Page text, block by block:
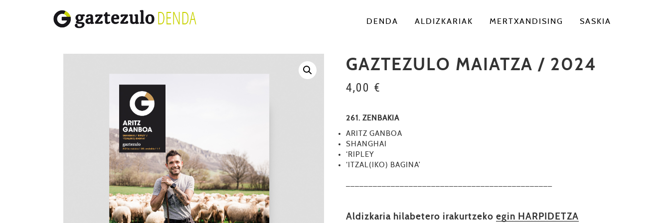
DENDA ALDIZKARIAK MERTXANDISING SASKIA
GAZTEZULO MAIATZA / 2024
4,00 €
261. ZENBAKIA
ARITZ GANBOA
SHANGHAI
‘RIPLEY
‘ITZAL(IKO) BAGINA’
––––––––––––––––––––––––––––––––––––––––––––––
Aldizkaria hilabetero irakurtzeko egin HARPIDETZA